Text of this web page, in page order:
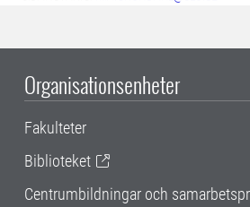
Organisationsenheter
Fakulteter
Biblioteket
Centrumbildningar och